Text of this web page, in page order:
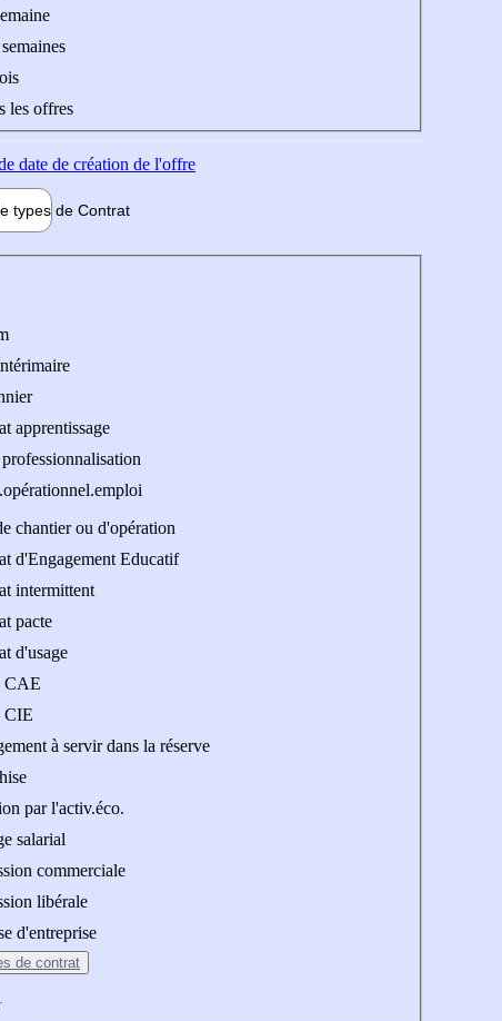
les offres
date de création de l'offre
types de Contrat
apprentissage
chantier ou d'opération
d'Engagement Educatif
intermittent
pacte
d'usage
CAE
CIE
à servir dans la réserve
par l'activ.éco.
salarial
commerciale
libérale
d'entreprise
de contrat